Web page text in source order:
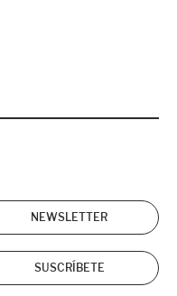
NEWSLETTER
SUSCRÍBETE